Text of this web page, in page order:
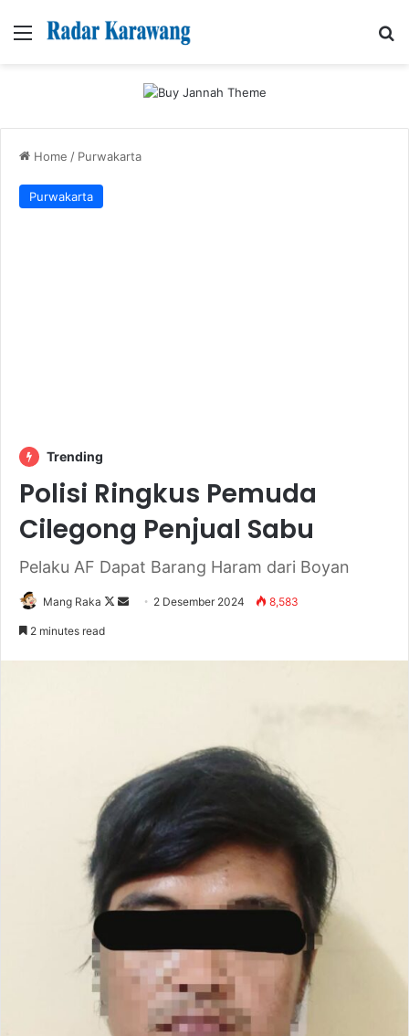
Menu
Home / Purwakarta
Purwakarta
Trending
Polisi Ringkus Pemuda
Cilegong Penjual Sabu
Pelaku AF Dapat Barang Haram dari Boyan
Mang Raka
Follow
Send 2 Desember 2024 8,583
2 minutes read